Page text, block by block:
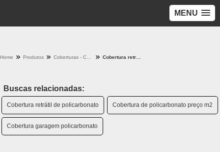
MENU
Home Produtos
Buscas relacionadas:
Cobertura retrátil de policarbonato Cobertura de policarbonato preço m2
Cobertura garagem policarbonato